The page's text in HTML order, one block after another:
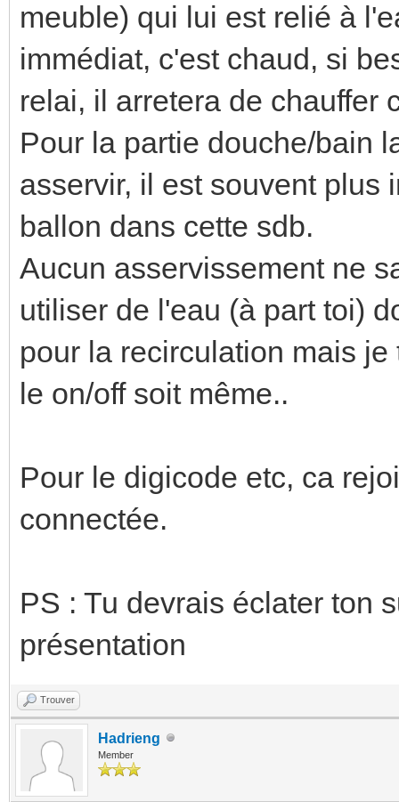
meuble) qui lui est relié à
immédiat, c'est chaud, si
relai, il arretera de chauffer
Pour la partie douche/bain
asservir, il est souvent plus
ballon dans cette sdb.
Aucun asservissement ne
utiliser de l'eau (à part toi)
pour la recirculation mais
le on/off soit même..
Pour le digicode etc, ca
connectée.
PS : Tu devrais éclater ton
présentation
Trouver
Hadrieng
Member